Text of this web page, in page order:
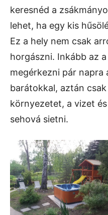
keresnéd a
lehet, ha egy kis
Ez a hely nem csak
horgászni. Inkább az
megérkezni pár napra
barátokkal, aztán
környezetet, a vizet
sehová sietni.